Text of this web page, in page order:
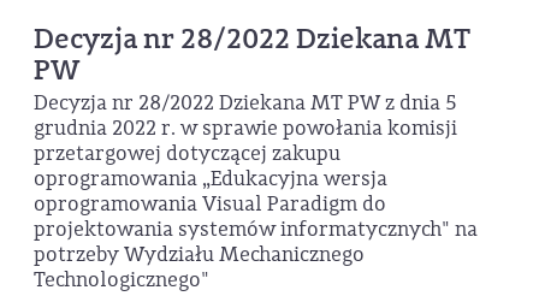
Decyzja nr 28/2022 Dziekana MT
PW
Decyzja nr 28/2022 Dziekana MT PW z dnia 5
grudnia 2022 r. w sprawie powołania komisji
przetargowej dotyczącej zakupu
oprogramowania „Edukacyjna wersja
oprogramowania Visual Paradigm do
projektowania systemów informatycznych" na
potrzeby Wydziału Mechanicznego
Technologicznego"